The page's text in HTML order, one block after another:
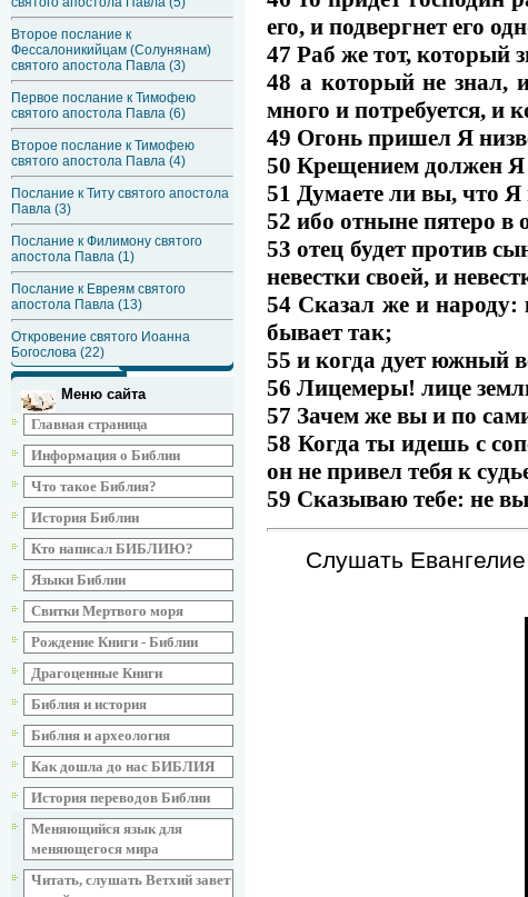
Второе послание к
Фессалоникийцам (Солунянам)
святого апостола Павла (3)
Первое послание к Тимофею
святого апостола Павла (6)
Второе послание к Тимофею
святого апостола Павла (4)
Послание к Титу святого апостола
Павла (3)
Послание к Филимону святого
апостола Павла (1)
Послание к Евреям святого
апостола Павла (13)
Откровение святого Иоанна
Богослова (22)
Меню сайта
Главная страница
Информация о Библии
Что такое Библия?
История Библии
Кто написал БИБЛИЮ?
Языки Библии
Свитки Мертвого моря
Рождение Книги - Библии
Драгоценные Книги
Библия и история
Библия и археология
Как дошла до нас БИБЛИЯ
История переводов Библии
Меняющийся язык для
меняющегося мира
Читать, слушать Ветхий завет
его, и подвергнет его
47 Раб же тот, который
48 а который не знал,
много и потребуется, и
49 Огонь пришел Я
50 Крещением должен Я
51 Думаете ли вы, что Я
52 ибо отныне пятеро в
53 отец будет против
невестки своей, и
54 Сказал же и народу:
бывает так;
55 и когда дует южный
56 Лицемеры! лице
57 Зачем же вы и по
58 Когда ты идешь с
он не привел тебя к
59 Сказываю тебе: не
Слушать